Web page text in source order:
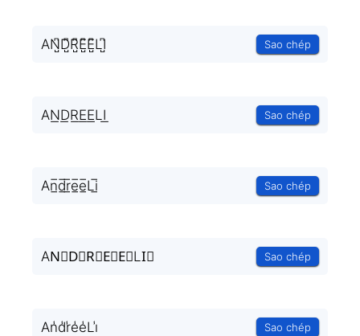
AN̺͆D̺͆R̺͆E̺͆E̺͆LI̺͆ Sao chép
AN͟D͟R͟E͟E͟LI͟ Sao chép
An̲̅d̲̅r̲̅e̲̅e̲̅Li̲̅ Sao chép
AN⃣D⃣R⃣E⃣E⃣LI⃣ Sao chép
An̾d̾r̾e̾e̾Li̾ Sao chép